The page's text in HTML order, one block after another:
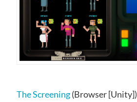
The Screening(Browser [Unity])